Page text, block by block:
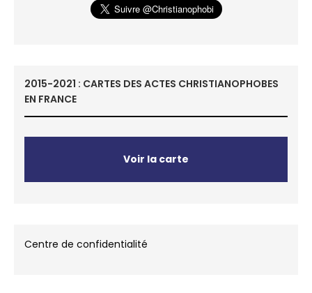
2015-2021 : CARTES DES ACTES CHRISTIANOPHOBES
EN FRANCE
Voir la carte
Centre de confidentialité